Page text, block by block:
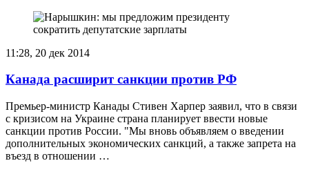
11:28, 20 дек 2014
Канада расширит санкции против РФ
Премьер-министр Канады Стивен Харпер заявил, что в связи
с кризисом на Украине страна планирует ввести новые
санкции против России. "Мы вновь объявляем о введении
дополнительных экономических санкций, а также запрета на
въезд в отношении …